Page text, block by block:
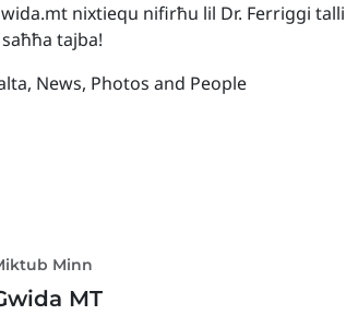
nixtiequ nifirħu lil Dr. Ferriggi
tajba!
News, Photos and People
Minn
MT